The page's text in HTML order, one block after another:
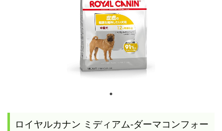
ロイヤルカナン ミディアム-ダーマコンフォー